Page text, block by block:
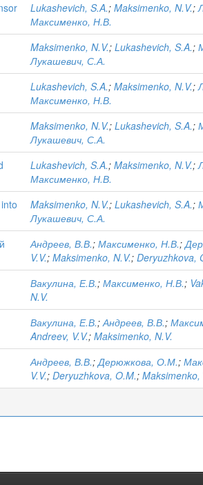
Lukashevich, S.A.; Maksimenko, N.V.;
Максименко, Н.В.
Maksimenko, N.V.; Lukashevich, S.A.;
Лукашевич, С.А.
Lukashevich, S.A.; Maksimenko, N.V.;
Максименко, Н.В.
Maksimenko, N.V.; Lukashevich, S.A.;
Лукашевич, С.А.
Lukashevich, S.A.; Maksimenko, N.V.;
Максименко, Н.В.
Maksimenko, N.V.; Lukashevich, S.A.;
Лукашевич, С.А.
Андреев, В.В.; Максименко, Н.В.;
V.V.; Maksimenko, N.V.; Deryuzhkova,
Вакулина, Е.В.; Максименко, Н.В.;
N.V.
Вакулина, Е.В.;Андреев, В.В.;
Andreev, V.V.; Maksimenko, N.V.
Андреев, В.В.;Дерюжкова, О.М.;
V.V.; Deryuzhkova, O.M.; Maksimenko,